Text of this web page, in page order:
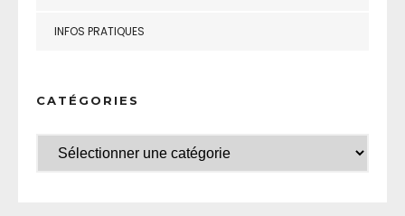
INFOS PRATIQUES
CATÉGORIES